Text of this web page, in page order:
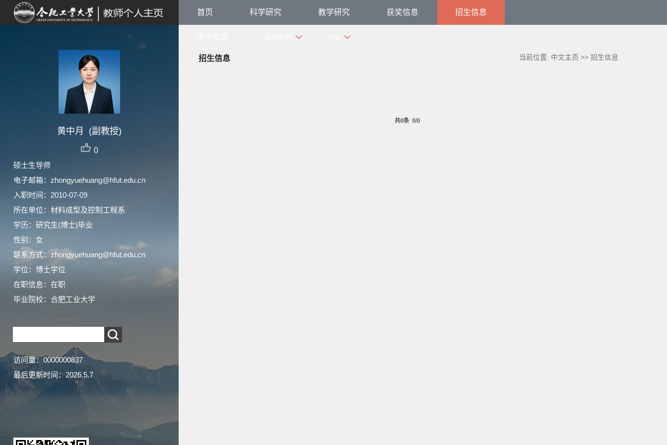
黄中月 (副教授)
0
硕士生导师
电子邮箱： zhongyuehuang@hfut.edu.cn
入职时间：2010-07-09
所在单位：材料成型及控制工程系
学历：研究生(博士)毕业
性别：女
联系方式：zhongyuehuang@hfut.edu.cn
学位：博士学位
在职信息：在职
毕业院校：合肥工业大学
访问量： 0000000837
最后更新时间： 2026.5.7
首页 科学研究 教学研究 获奖信息 招生信息
招生信息 当前位置: 中文主页 >>招生信息
共0条 0/0